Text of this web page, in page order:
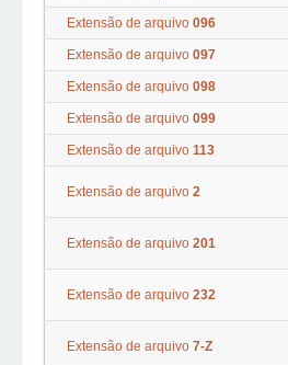
Extensão de arquivo 096
Extensão de arquivo 097
Extensão de arquivo 098
Extensão de arquivo 099
Extensão de arquivo 113
Extensão de arquivo 2
Extensão de arquivo 201
Extensão de arquivo 232
Extensão de arquivo 7-Z